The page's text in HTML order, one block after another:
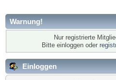
Warnung!
Nur registrierte
Bitte einloggen oder
Einloggen